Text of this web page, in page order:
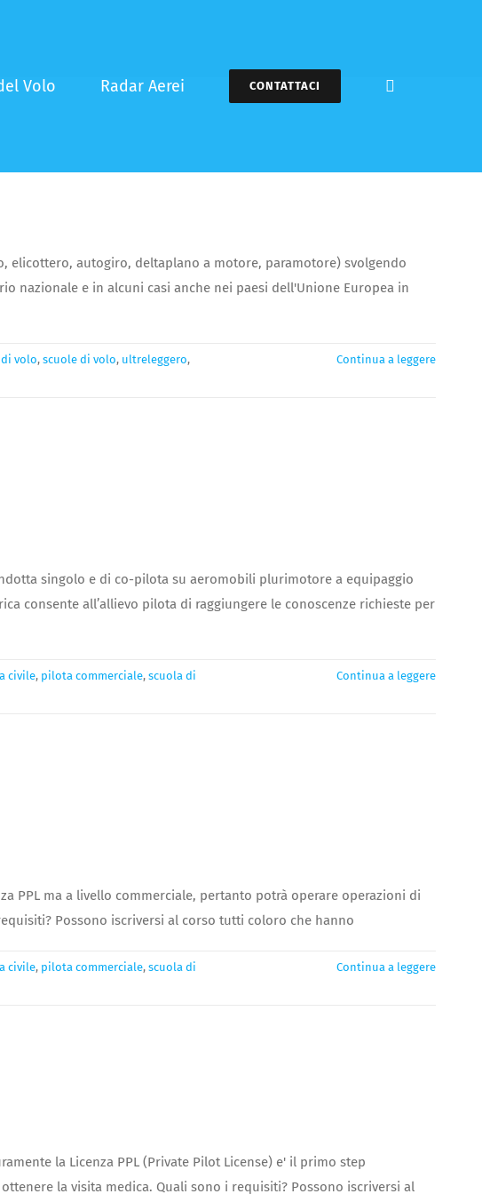
Volo Radar Aerei CONTATTACI
elicottero, autogiro, deltaplano a motore, paramotore) svolgendo
nazionale e in alcuni casi anche nei paesi dell'Unione Europea in
volo, scuole di volo, ultreleggero,
Continua a leggere
singolo e di co-pilota su aeromobili plurimotore a equipaggio
consente all’allievo pilota di raggiungere le conoscenze richieste per
civile, pilota commerciale, scuola di
Continua a leggere
PPL ma a livello commerciale, pertanto potrà operare operazioni di
Possono iscriversi al corso tutti coloro che hanno
civile, pilota commerciale, scuola di
Continua a leggere
la Licenza PPL (Private Pilot License) e' il primo step
la visita medica. Quali sono i requisiti? Possono iscriversi al